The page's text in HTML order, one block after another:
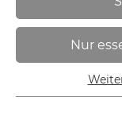
Geräte
38.A5185
Nur
Essenziell
Essenzielle